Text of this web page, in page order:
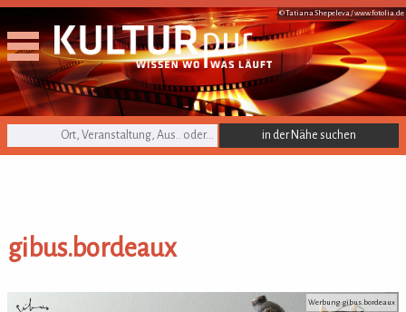
© Tatiana Shepeleva /www.fotolia.de
KULTURpur Suche
gibus.bordeaux
gibus.bordeaux Werbung: gibus.bordeaux